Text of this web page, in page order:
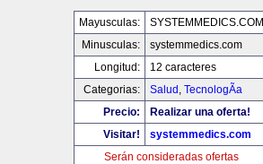
Mayusculas:
SYSTEMMEDICS.COM
Minusculas:
systemmedics.com
Longitud:
12 caracteres
Categorias:
Salud , TecnologÃ­a
Precio:
Realizar una oferta!
Visitar!
systemmedics.com
Serán consideradas ofertas